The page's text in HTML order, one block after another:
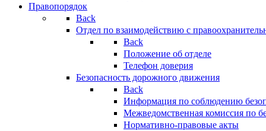
Правопорядок
Back
Отдел по взаимодействию с
Back
Положение об отделе
Телефон доверия
Безопасность дорожного движения
Back
Информация по соблюдению
Межведомственная комиссия по
Нормативно-правовые акты